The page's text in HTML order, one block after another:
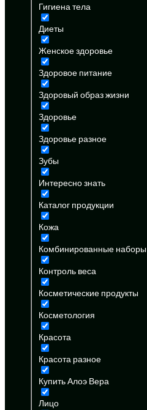
Гигиена тела
Диеты
Женское здоровье
Здоровое питание
Здоровый образ жизни
Здоровье
Здоровье разное
Зубы
Интересно знать
Каталог продукции
Кожа
Комбинированные наборы
Контроль веса
Косметические продукты
Косметология
Красота
Красота разное
Купить Алоэ Вера
Лицо